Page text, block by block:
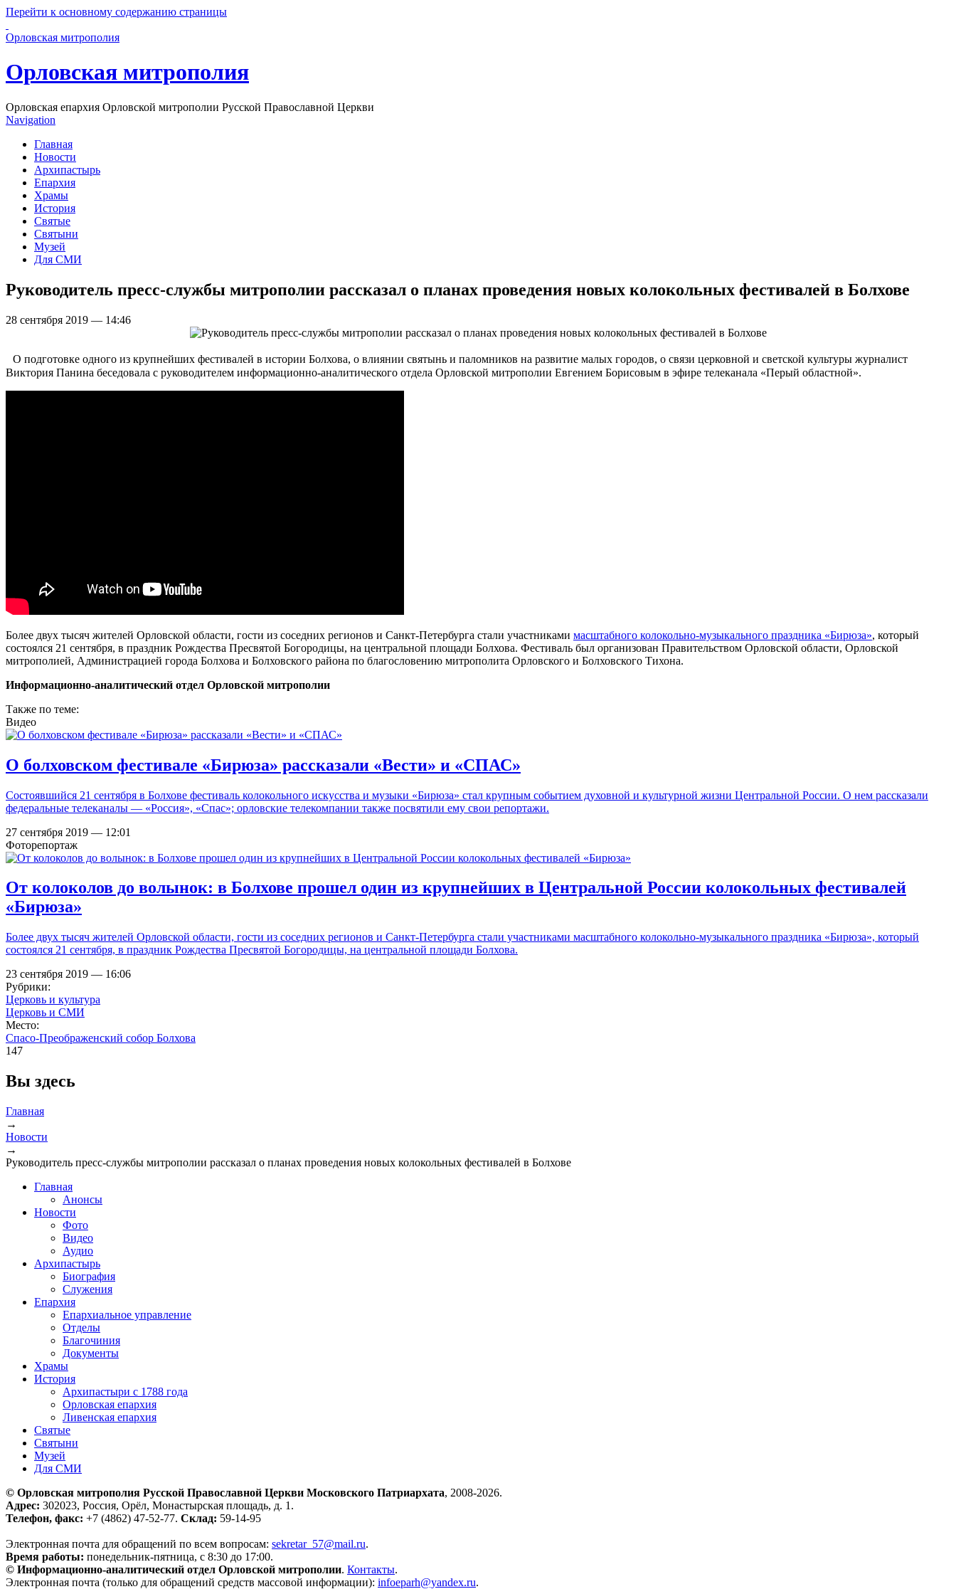
Перейти к основному содержанию страницы
Орловская митрополия
Орловская митрополия
Орловская епархия Орловской митрополии Русской Православной Церкви
Navigation
Главная
Новости
Архипастырь
Епархия
Храмы
История
Святые
Святыни
Музей
Для СМИ
Руководитель пресс-службы митрополии рассказал о планах проведения новых колокольных фестивалей в Болхове
28 сентября 2019 — 14:46
О подготовке одного из крупнейших фестивалей в истории Болхова, о влиянии святынь и паломников на развитие малых городов, о связи церковной и светской культуры журналист
Виктория Панина беседовала с руководителем информационно-аналитического отдела Орловской митрополии Евгением Борисовым в эфире телеканала «Перый областной».
Более двух тысяч жителей Орловской области, гости из соседних регионов и Санкт-Петербурга стали участниками масштабного колокольно-музыкального праздника «Бирюза», который
состоялся 21 сентября, в праздник Рождества Пресвятой Богородицы, на центральной площади Болхова. Фестиваль был организован Правительством Орловской области, Орловской
митрополией, Администрацией города Болхова и Болховского района по благословению митрополита Орловского и Болховского Тихона.
Информационно-аналитический отдел Орловской митрополии
Также по теме:
Видео
О болховском фестивале «Бирюза» рассказали «Вести» и «СПАС»
Состоявшийся 21 сентября в Болхове фестиваль колокольного искусства и музыки «Бирюза» стал крупным событием духовной и культурной жизни Центральной России. О нем рассказали
федеральные телеканалы — «Россия», «Спас»; орловские телекомпании также посвятили ему свои репортажи.
27 сентября 2019 — 12:01
Фоторепортаж
От колоколов до волынок: в Болхове прошел один из крупнейших в Центральной России колокольных фестивалей
«Бирюза»
Более двух тысяч жителей Орловской области, гости из соседних регионов и Санкт-Петербурга стали участниками масштабного колокольно-музыкального праздника «Бирюза», который
состоялся 21 сентября, в праздник Рождества Пресвятой Богородицы, на центральной площади Болхова.
23 сентября 2019 — 16:06
Рубрики:
Церковь и культура
Церковь и СМИ
Место:
Спасо-Преображенский собор Болхова
147
Вы здесь
Главная
→
Новости
→
Руководитель пресс-службы митрополии рассказал о планах проведения новых колокольных фестивалей в Болхове
Главная
Анонсы
Новости
Фото
Видео
Аудио
Архипастырь
Биография
Служения
Епархия
Епархиальное управление
Отделы
Благочиния
Документы
Храмы
История
Архипастыри с 1788 года
Орловская епархия
Ливенская епархия
Святые
Святыни
Музей
Для СМИ
© Орловская митрополия Русской Православной Церкви Московского Патриархата, 2008-2026.
Адрес: 302023, Россия, Орёл, Монастырская площадь, д. 1.
Телефон, факс: +7 (4862) 47-52-77. Склад: 59-14-95
Электронная почта для обращений по всем вопросам: sekretar_57@mail.ru.
Время работы: понедельник-пятница, с 8:30 до 17:00.
© Информационно-аналитический отдел Орловской митрополии. Контакты.
Электронная почта (только для обращений средств массовой информации): infoeparh@yandex.ru.